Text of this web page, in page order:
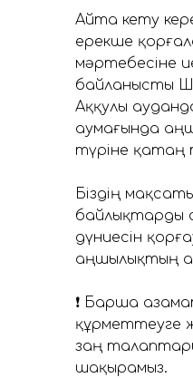
Айта кету
ерекше
мәртебесіне
байланысты
Аққулы
аумағында
түріне қатаң
Біздің
байлықтарды
дүниесін
аңшылықтың
❗ Барша
құрметтеуге
заң
шақырамыз.